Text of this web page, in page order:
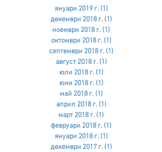
януари 2019 г. (1)1 публикация
декември 2018 г. (1)1 публикация
ноември 2018 г. (1)
октомври 2018 г. (1)1 публикация
септември 2018 г. (1)1 публикация
август 2018 г. (1)1 публикация
юли 2018 г. (1)1 публикация
юни 2018 г. (1)1 публикация
май 2018 г. (1)1 публикация
април 2018 г. (1)1 публикация
март 2018 г. (1)
февруари 2018 г. (1)
януари 2018 г. (1)1 публикация
декември 2017 г. (1)1 публикация